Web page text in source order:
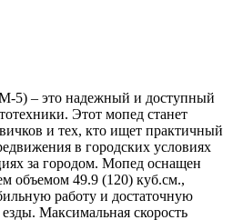
5) – это надежный и доступный
Этот мопед станет
и тех, кто ищет практичный
в городских условиях
за городом. Мопед оснащен
объемом 49.9 (120) куб.см.,
работу и достаточную
Максимальная скорость